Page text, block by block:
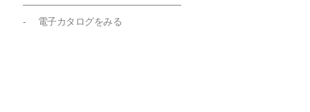
- 電子カタログをみる